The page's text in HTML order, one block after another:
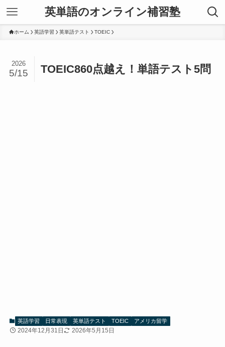
英単語のオンライン補習塾
ホーム 英語学習 英単語テスト TOEIC
TOEIC860点越え！単語テスト5問
2026
5/15
英語学習 日常表現 英単語テスト TOEIC アメリカ留学
2024年12月31日 2026年5月15日